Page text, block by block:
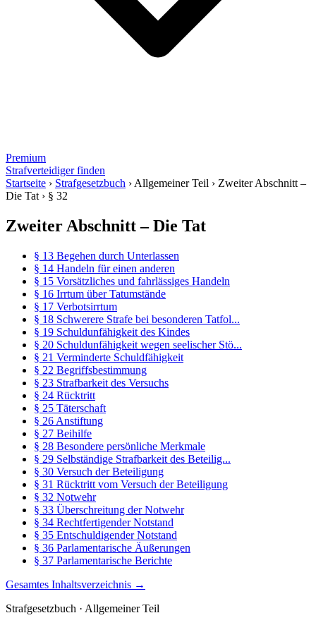
Premium
Strafverteidiger finden
Startseite › Strafgesetzbuch › Allgemeiner Teil › Zweiter Abschnitt –
Die Tat › § 32
Zweiter Abschnitt – Die Tat
§ 13 Begehen durch Unterlassen
§ 14 Handeln für einen anderen
§ 15 Vorsätzliches und fahrlässiges Handeln
§ 16 Irrtum über Tatumstände
§ 17 Verbotsirrtum
§ 18 Schwerere Strafe bei besonderen Tatfol...
§ 19 Schuldunfähigkeit des Kindes
§ 20 Schuldunfähigkeit wegen seelischer Stö...
§ 21 Verminderte Schuldfähigkeit
§ 22 Begriffsbestimmung
§ 23 Strafbarkeit des Versuchs
§ 24 Rücktritt
§ 25 Täterschaft
§ 26 Anstiftung
§ 27 Beihilfe
§ 28 Besondere persönliche Merkmale
§ 29 Selbständige Strafbarkeit des Beteilig...
§ 30 Versuch der Beteiligung
§ 31 Rücktritt vom Versuch der Beteiligung
§ 32 Notwehr
§ 33 Überschreitung der Notwehr
§ 34 Rechtfertigender Notstand
§ 35 Entschuldigender Notstand
§ 36 Parlamentarische Äußerungen
§ 37 Parlamentarische Berichte
Gesamtes Inhaltsverzeichnis →
Strafgesetzbuch · Allgemeiner Teil